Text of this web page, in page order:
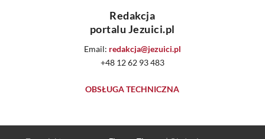
Redakcja
portalu Jezuici.pl
Email: redakcja@jezuici.pl
+48 12 62 93 483
OBSŁUGA TECHNICZNA